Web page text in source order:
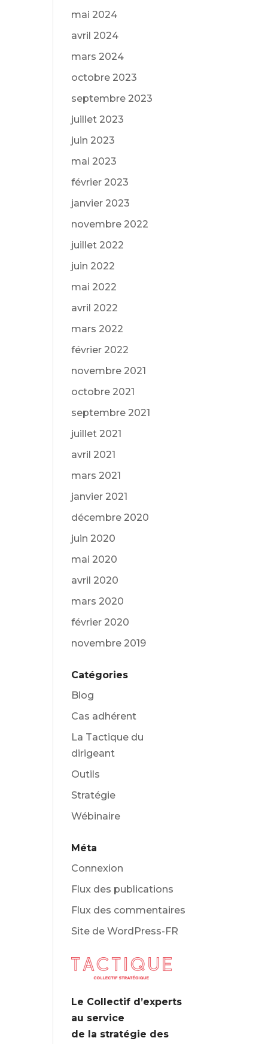
mai 2024
avril 2024
mars 2024
octobre 2023
septembre 2023
juillet 2023
juin 2023
mai 2023
février 2023
janvier 2023
novembre 2022
juillet 2022
juin 2022
mai 2022
avril 2022
mars 2022
février 2022
novembre 2021
octobre 2021
septembre 2021
juillet 2021
avril 2021
mars 2021
janvier 2021
décembre 2020
juin 2020
mai 2020
avril 2020
mars 2020
février 2020
novembre 2019
Catégories
Blog
Cas adhérent
La Tactique du
dirigeant
Outils
Stratégie
Wébinaire
Méta
Connexion
Flux des publications
Flux des commentaires
Site de WordPress-FR
Le Collectif d’experts
au service
de la stratégie des